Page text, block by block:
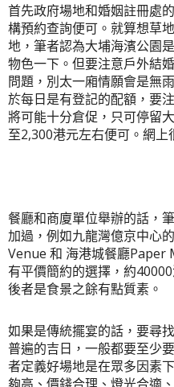
首先政府場地和婚姻註冊處
構預約查詢便可。就算想草
地，筆者認為大埔海濱公園
物色一下。但要注意戶外結
問題，別太一廂情願會是無
於每日是有登記的配額，要
將可能十分倉促，只可停留
至2,300港元左右便可。網上
餐廳和商廈單位舉辦的話，
加過，例如九龍灣億京中心
Venue 和 海港城餐廳Paper
有平價簡約的選擇，約
後者是食景之餘有點質素。
如果是傳統擺宴的話，要尋
普遍的吉日，一般都要至少
者定義好場地是在眾多因素